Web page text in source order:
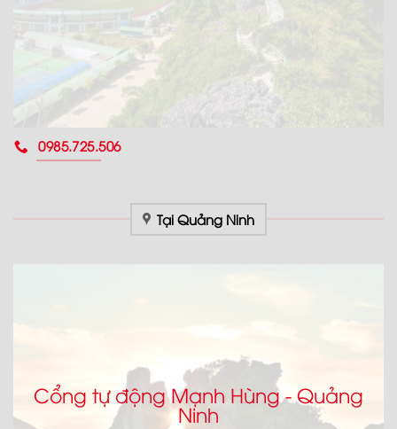
0985.725.506
Tại Quảng Ninh
Cổng tự động Mạnh Hùng - Quảng
Ninh